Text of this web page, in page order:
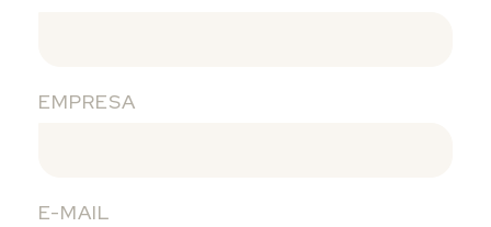
EMPRESA
E-MAIL